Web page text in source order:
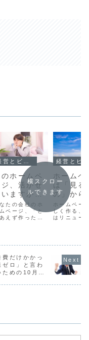
のホームペ
ジ、活かせ
いますか？
葉の中小企
が見直すべ
Web活用法
たの会社のホ
ページ、「と
えず作っただ
に作ったま
デザインや情
古い。 起業時
名刺代わり」
ホームペ
は「見る
の」から
務を効率
るもの」
今見直し
ホームペー
しく作る、
はリニュー
せんか？も
ん、それも
ページの大
割です。し
横スクロー
ルできます
費だけかかっ
ゼロ」と言わ
ための10月の